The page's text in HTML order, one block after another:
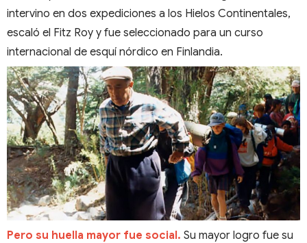
intervino en dos expediciones a los Hielos Continentales,
escaló el Fitz Roy y fue seleccionado para un curso
internacional de esquí nórdico en Finlandia.
Pero su huella mayor fue social. Su mayor logro fue su